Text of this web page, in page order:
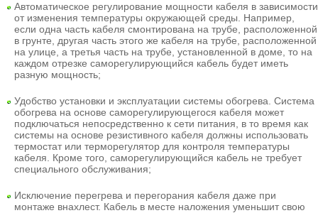
Автоматическое регулирование мощности кабеля в зависимости
от изменения температуры окружающей среды. Например,
если одна часть кабеля смонтирована на трубе, расположенной
в грунте, другая часть этого же кабеля на трубе, расположенной
на улице, а третья часть на трубе, установленной в доме, то на
каждом отрезке саморегулирующийся кабель будет иметь
разную мощность;
Удобство установки и эксплуатации системы обогрева . Система
обогрева на основе саморегулирующегося кабеля может
подключаться непосредственно к сети питания, в то время как
системы на основе резистивного кабеля должны использовать
термостат или терморегулятор для контроля температуры
кабеля. Кроме того, саморегулирующийся кабель не требует
специального обслуживания;
Исключение перегрева и перегорания кабеля даже при
монтаже внахлест. Кабель в месте наложения уменьшит свою